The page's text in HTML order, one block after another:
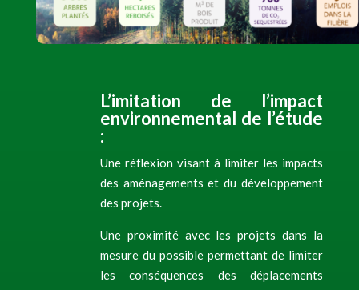
L’imitation de l’impact
environnemental de l’étude
:
Une réflexion visant à limiter les impacts
des aménagements et du développement
des projets.
Une proximité avec les projets dans la
mesure du possible permettant de limiter
les conséquences des déplacements